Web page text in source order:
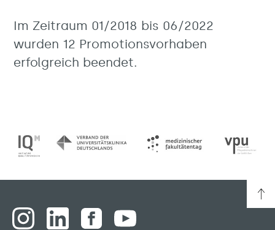
Im Zeitraum 01/2018 bis 06/2022
wurden 12 Promotionsvorhaben
erfolgreich beendet.